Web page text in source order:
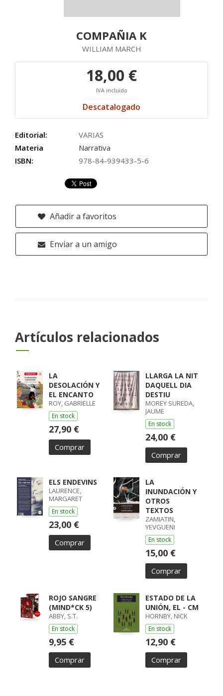
COMPAÑIA K
WILLIAM MARCH
18,00 €
IVA incluido
Descatalogado
Editorial:
VARIAS
Materia
Narrativa
ISBN:
978-84-939433-5-6
Añadir a favoritos
Enviar a un amigo
Artículos relacionados
LA
DESOLACIÓN Y
EL ENCANTO
ROY, GABRIELLE
En stock
27,90 €
Comprar
LLARGA LA NIT
DAQUELL DIA
DESTIU
MOREY SUREDA,
JAUME
En stock
24,00 €
Comprar
ELS ENDEVINS
LAURENCE,
MARGARET
En stock
23,00 €
Comprar
LA
INUNDACIÓN Y
OTROS
TEXTOS
ZAMIATIN,
YEVGUENI
En stock
15,00 €
Comprar
ROJO SANGRE
(MIND*CK 5)
ABBY, S.T.
En stock
9,95 €
Comprar
ESTADO DE LA
UNIÓN, EL - CM
HORNBY, NICK
En stock
12,90 €
Comprar